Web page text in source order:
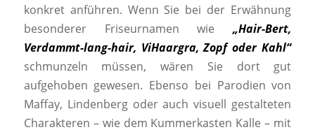
konkret anführen. Wenn Sie bei der Erwähnung
besonderer Friseurnamen wie„Hair-Bert,
Verdammt-lang-hair, ViHaargra, Zopf oder Kahl“
schmunzeln müssen, wären Sie dort gut
aufgehoben gewesen. Ebenso bei Parodien von
Maffay, Lindenberg oder auch visuell gestalteten
Charakteren – wie dem Kummerkasten Kalle – mit